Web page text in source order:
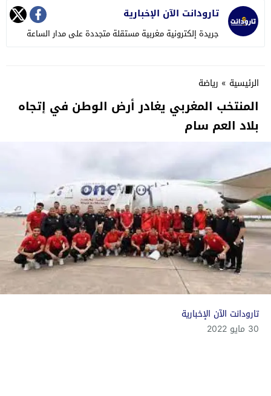
تارودانت الآن الإخبارية
جريدة إلكترونية مغربية مستقلة متجددة على مدار الساعة
الرئيسية » رياضة
المنتخب المغربي يغادر أرض الوطن في إتجاه
بلاد العم سام
تارودانت الآن الإخبارية
30 مايو 2022